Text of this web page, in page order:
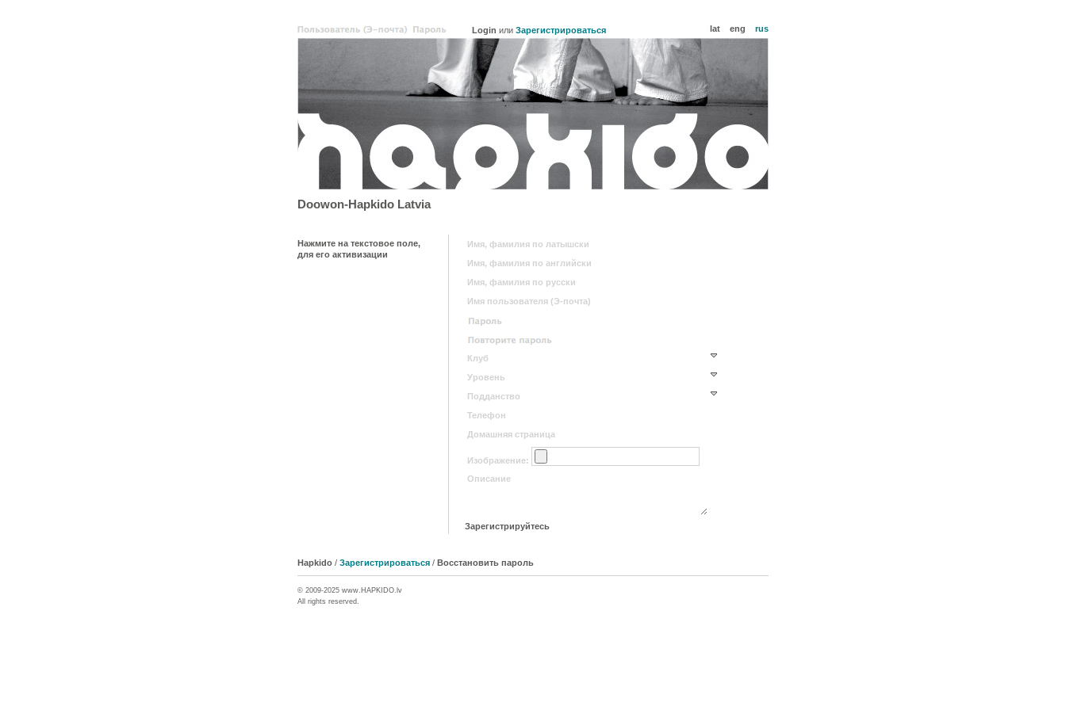
или Зарегистрироваться lat eng rus
Doowon-Hapkido Latvia
Нажмите на текстовое поле,
для его активизации
Изображение:
Hapkido / Зарегистрироваться / Восстановить пароль
© 2009-2025 www. HAPKIDO.lv
All rights reserved.